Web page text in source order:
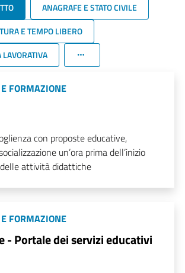
ANAGRAFE E STATO CIVILE
E TEMPO LIBERO
LAVORATIVA
FORMAZIONE
con proposte educative,
un’ora prima dell’inizio
attività didattiche
FORMAZIONE
- Portale dei servizi educativi